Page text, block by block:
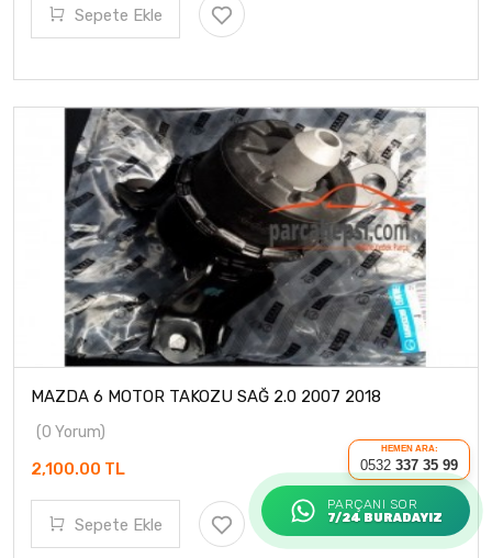
HEMEN ARA:
0532 337 35 99
PARÇANI SOR
7/24 BURADAYIZ
Sepete Ekle
MAZDA 6 MOTOR TAKOZU SAĞ 2.0 2007 2018
(0 Yorum)
2,100.00 TL
Sepete Ekle